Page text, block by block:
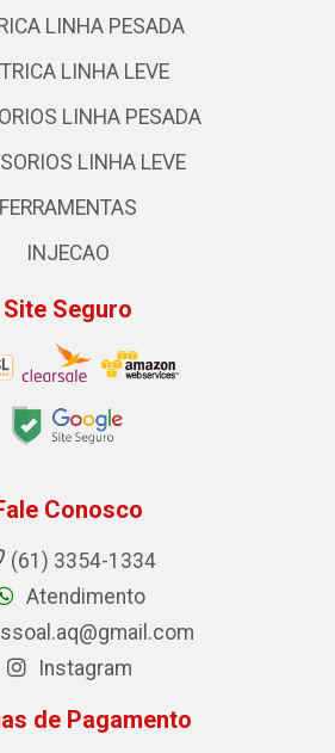
LINHA PESADA
LINHA LEVE
LINHA PESADA
LINHA LEVE
FERRAMENTAS
INJECAO
Site Seguro
Conosco
(61) 3354-1334
Atendimento
Instagram
de Pagamento